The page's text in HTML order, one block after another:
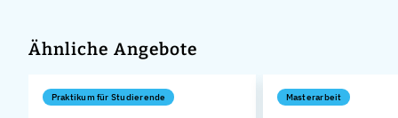
Ähnliche Angebote
Praktikum für Studierende Masterarbeit